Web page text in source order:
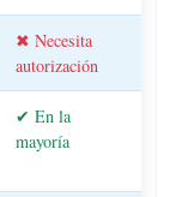
✖ Necesita
autorización
✔ En la
mayoría